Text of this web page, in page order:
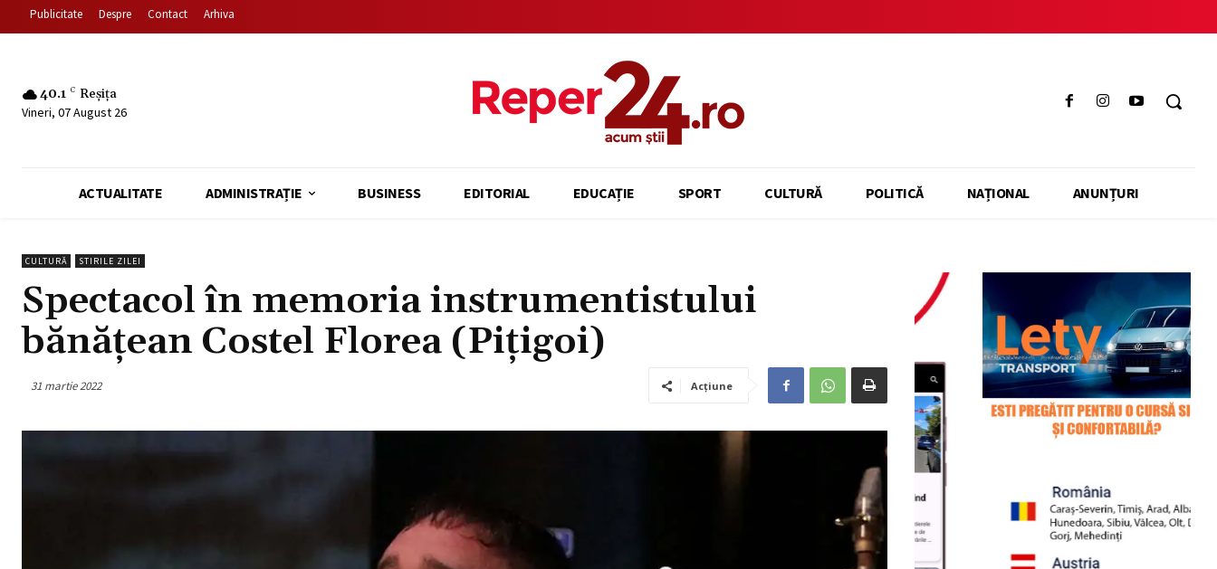
Publicitate Despre Contact Arhiva
40.1 C Reșița
Vineri, 07 August 26
ACTUALITATE ADMINISTRAȚIE BUSINESS EDITORIAL EDUCAȚIE SPORT CULTURĂ POLITICĂ NAȚIONAL ANUNȚURI
CULTURĂ STIRILE ZILEI
Spectacol în memoria instrumentistului
bănățean Costel Florea (Pițigoi)
31 martie 2022 Acțiune